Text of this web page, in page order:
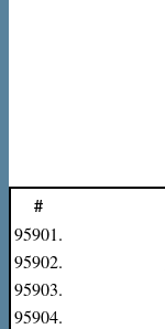
#
95901.
95902.
95903.
95904.